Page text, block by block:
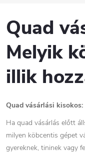
Quad
Melyik
illik
Quad vásárlási
Ha quad vásárlás előtt
milyen köbcentis gépet
gyereknek, tininek vagy